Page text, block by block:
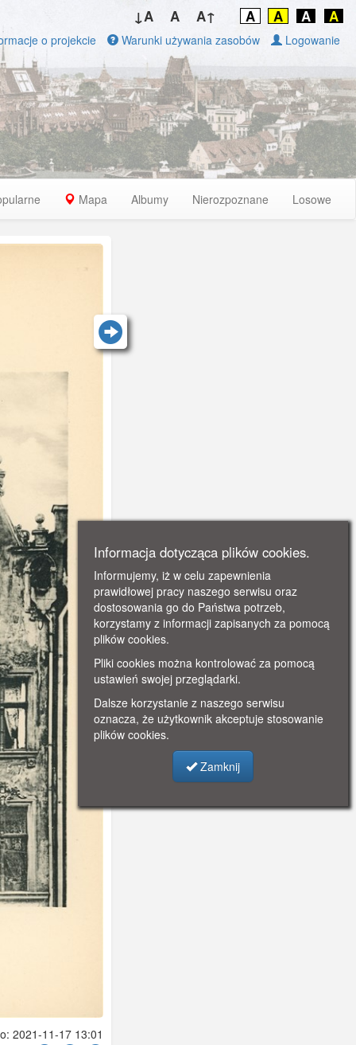
↓A A A↑ A A A A
o projekcie Warunki używania zasobów Logowanie
Mapa Albumy Nierozpoznane Losowe
2021-11-17 13:01
Informacja dotycząca plików cookies.
Informujemy, iż w celu zapewnienia
prawidłowej pracy naszego serwisu oraz
dostosowania go do Państwa potrzeb,
korzystamy z informacji zapisanych za pomocą
plików cookies.
Pliki cookies można kontrolować za pomocą
ustawień swojej przeglądarki.
Dalsze korzystanie z naszego serwisu
oznacza, że użytkownik akceptuje stosowanie
plików cookies.
Zamknij